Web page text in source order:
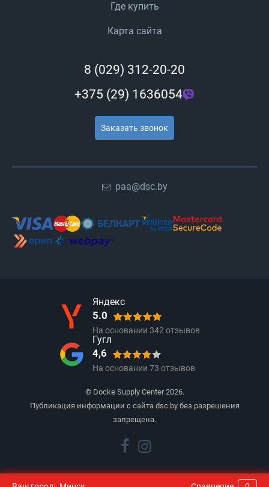
Где купить
Карта сайта
8 (029) 312-20-20
+375 (29) 1636054
Заказать звонок
paa@dsc.by
Яндекс
5.0
На основании 342отзывов
Гугл
4,6
На основании 73 отзывов
© Docke Supply Center 2026.
Публикация информации с сайта dsc.by без разрешения
запрещена.